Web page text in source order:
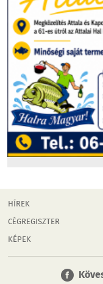
HÍREK
CÉGREGISZTER
KÉPEK